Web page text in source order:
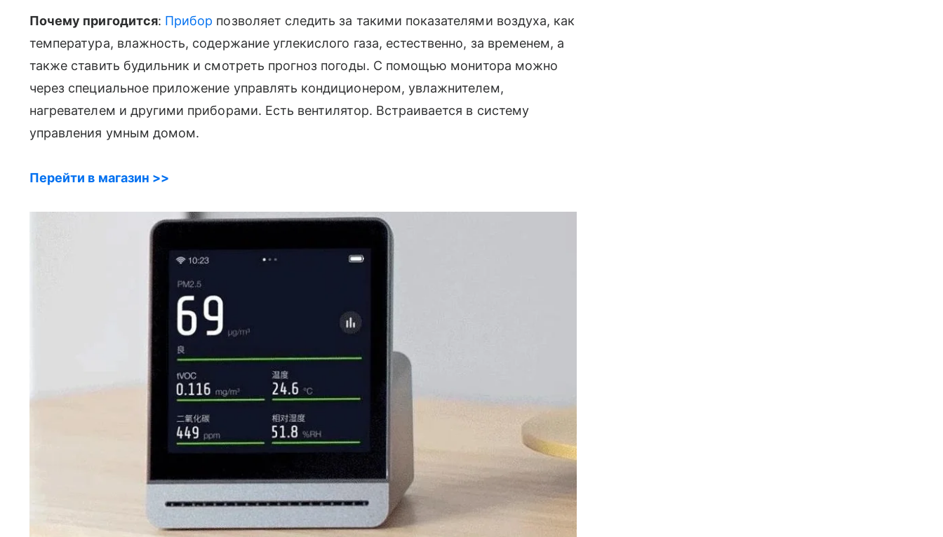
Почему пригодится: Прибор позволяет следить за такими показателями воздуха, как
температура, влажность, содержание углекислого газа, естественно, за временем, а
также ставить будильник и смотреть прогноз погоды. С помощью монитора можно
через специальное приложение управлять кондиционером, увлажнителем,
нагревателем и другими приборами. Есть вентилятор. Встраивается в систему
управления умным домом.
Перейти в магазин >>